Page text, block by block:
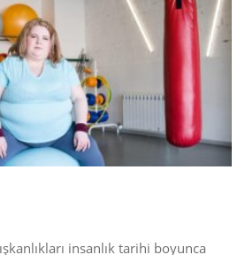
insanlık tarihi boyunca